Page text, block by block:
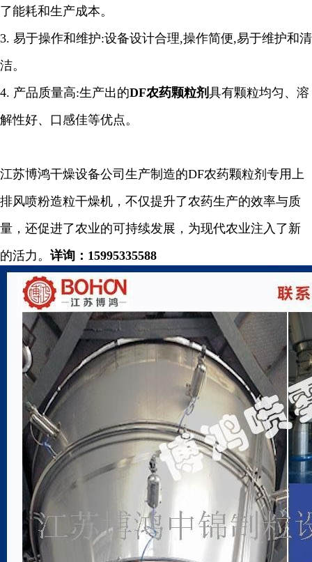
了能耗和生产成本。
3. 易于操作和维护:设备设计合理,操作简便,易于维护和清
洁。
4. 产品质量高:生产出的DF农药颗粒剂具有颗粒均匀、溶
解性好、口感佳等优点。
江苏博鸿干燥设备公司生产制造的DF农药颗粒剂 专用上
排风喷粉造粒干燥机 ， 不仅提升了农药生产的效率与质
量，还促进了农业的可持续发展，为现代农业注入了新
的活力。 详询： 15995335588